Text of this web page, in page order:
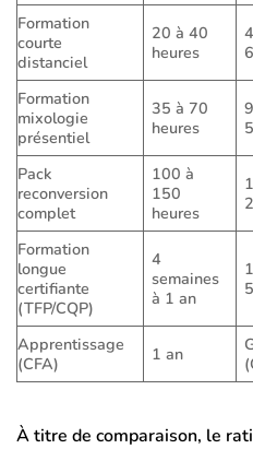
Formation
courte
distanciel
20 à 40
heures
Formation
mixologie
présentiel
35 à 70
heures
Pack
reconversion
complet
100 à
150
heures
Formation
longue
certifiante
(TFP/CQP)
4
semaines
à 1 an
Apprentissage
(CFA)
1 an
À titre de comparaison, le